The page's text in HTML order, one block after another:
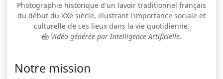
Photographie historique d'un lavoir traditionnel français
du début du XXe siècle, illustrant l'importance sociale et
culturelle de ces lieux dans la vie quotidienne.
Vidéo générée par Intelligence Artificielle.
Notre mission